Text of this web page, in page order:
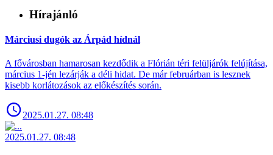
Hírajánló
Márciusi dugók az Árpád hídnál
A fővárosban hamarosan kezdődik a Flórián téri felüljárók felújítása,
március 1-jén lezárják a déli hidat. De már februárban is lesznek
kisebb korlátozások az előkészítés során.
2025.01.27. 08:48
2025.01.27. 08:48